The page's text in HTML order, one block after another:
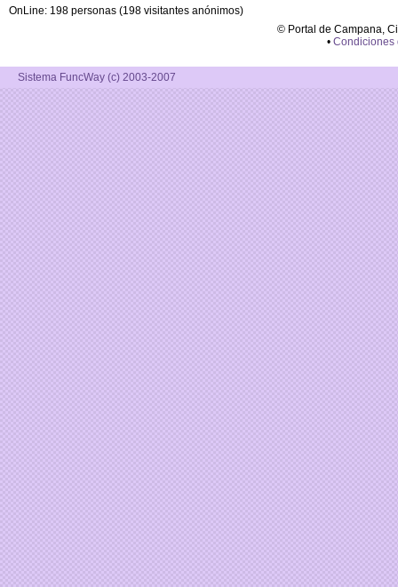
OnLine: 198 personas (198 visitantes anónimos)
© Portal de Campana,
• Condiciones
Sistema FuncWay (c) 2003-2007